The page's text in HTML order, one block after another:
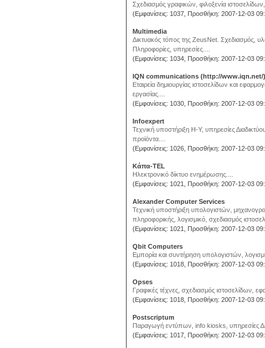
Σχεδιασμός γραφικών, φιλοξενία
(Εμφανίσεις: 1037, Προσθήκη: 2007-12-03
Multimedia
Δικτυακός τόπος της ZeusNet. Σχεδιασμός,
Πληροφορίες, υπηρεσίες....
(Εμφανίσεις: 1034, Προσθήκη: 2007-12-03
IQN communications (http://www.iqn.net/)
Εταιρεία δημιουργίας ιστοσελίδων και
εργασίας....
(Εμφανίσεις: 1030, Προσθήκη: 2007-12-03
Infoexpert
Τεχνική υποστήριξη Η-Υ, υπηρεσίες
προϊόντα....
(Εμφανίσεις: 1026, Προσθήκη: 2007-12-03
Κάπα-TEL
Ηλεκτρονικό δίκτυο ενημέρωσης....
(Εμφανίσεις: 1021, Προσθήκη: 2007-12-03
Alexander Computer Services
Τεχνική υποστήριξη υπολογιστών,
πληροφορικής, λογισμικό, σχεδιασμός
(Εμφανίσεις: 1021, Προσθήκη: 2007-12-03
Qbit Computers
Εμπορία και συντήρηση υπολογιστών,
(Εμφανίσεις: 1018, Προσθήκη: 2007-12-03
Opses
Γραφικές τέχνες, σχεδιασμός ιστοσελίδων,
(Εμφανίσεις: 1018, Προσθήκη: 2007-12-03
Postscriptum
Παραγωγή εντύπων, info kiosks, υπηρεσίες
(Εμφανίσεις: 1017, Προσθήκη: 2007-12-03